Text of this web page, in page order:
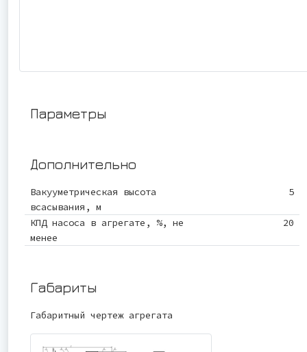
Параметры
Дополнительно
Вакууметрическая высота
всасывания, м
5
КПД насоса в агрегате, %, не
менее
20
Габариты
Габаритный чертеж агрегата